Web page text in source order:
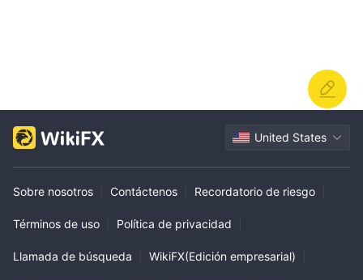
United States
Sobre nosotros Contáctenos Recordatorio de riesgo
Términos de uso Política de privacidad
Llamada de búsqueda WikiFX(Edición empresarial)